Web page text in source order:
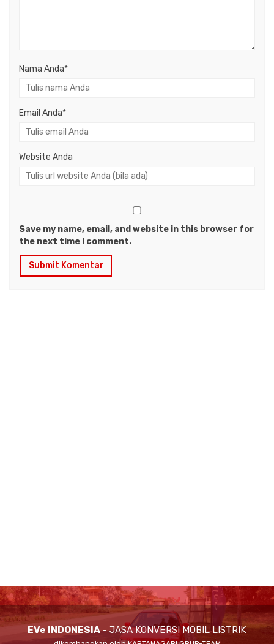
Nama Anda*
Email Anda*
Website Anda
Save my name, email, and website in this browser for
the next time I comment.
EVe INDONESIA- JASA KONVERSI MOBIL LISTRIK